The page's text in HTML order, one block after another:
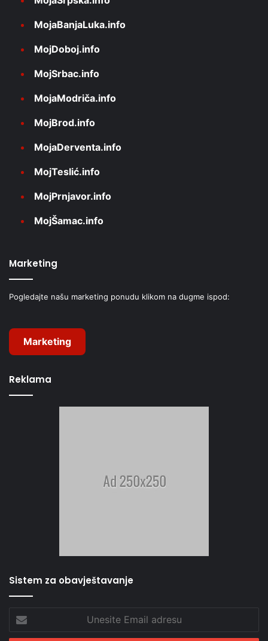
MojaBanjaLuka.info
MojDoboj.info
MojSrbac.info
MojaModriča.info
MojBrod.info
MojaDerventa.info
MojTeslić.info
MojPrnjavor.info
MojŠamac.info
Marketing
Pogledajte našu marketing ponudu klikom na dugme ispod:
Marketing
Reklama
Sistem za obavještavanje
Email
adresu